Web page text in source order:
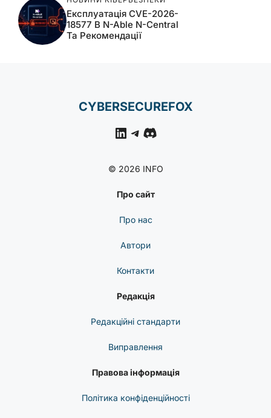
Експлуатація CVE-2026-
18577 В N-Able N-Central
Та Рекомендації
CYBERSECUREFOX
LinkedIn
Telegram
Discord
© 2026 INFO
Про сайт
Про нас
Автори
Контакти
Редакція
Редакційні стандарти
Виправлення
Правова інформація
Політика конфіденційності